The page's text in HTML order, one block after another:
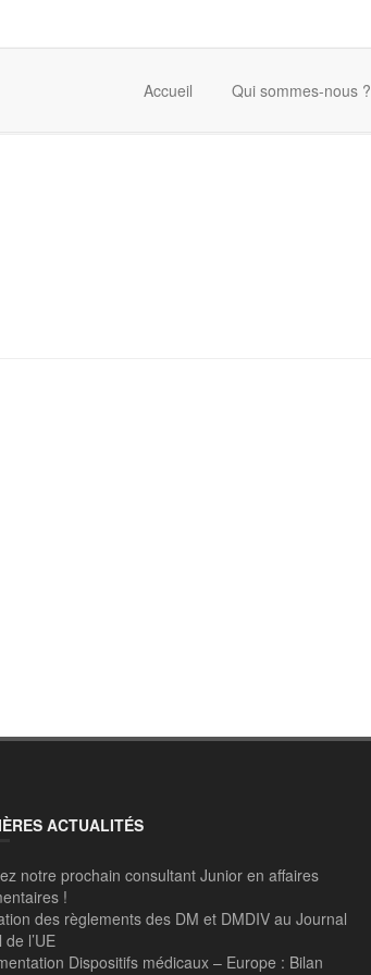
Accueil Qui sommes-nous ?
ACTUALITÉS
notre prochain consultant Junior en affaires
!
des règlements des DM et DMDIV au Journal
l’UE
Dispositifs médicaux – Europe : Bilan